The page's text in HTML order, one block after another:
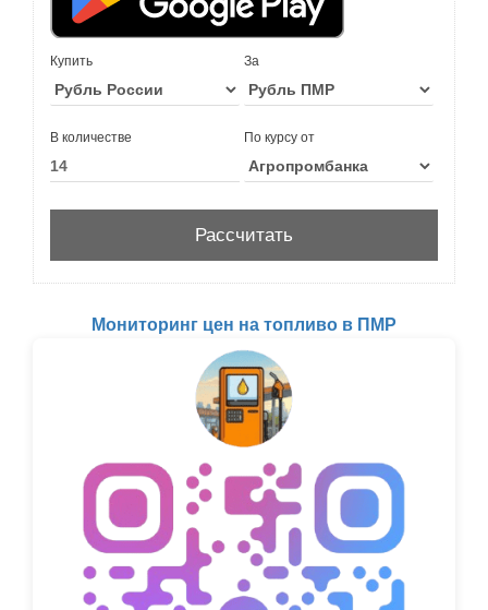
Купить За
В количестве По курсу от
Мониторинг цен на топливо в ПМР